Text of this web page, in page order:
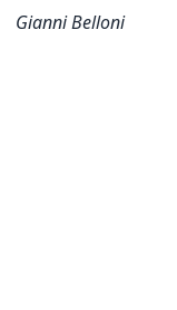
Gianni Belloni